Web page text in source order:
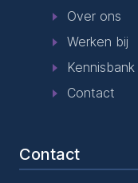
Over ons
Werken bij
Kennisbank
Contact
Contact